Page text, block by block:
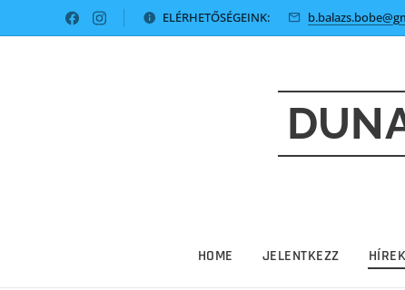
ELÉRHETŐSÉGEINK:
HOME JELENTKEZZ HÍREK